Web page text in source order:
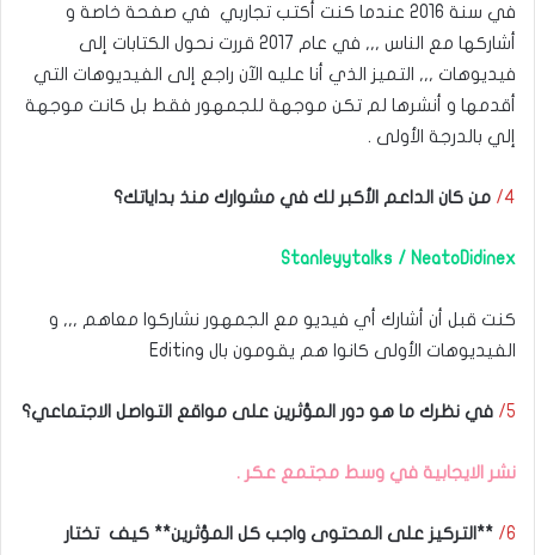
في سنة 2016 عندما كنت أكتب تجاربي في صفحة خاصة و
أشاركها مع الناس ,,, في عام 2017 قررت نحول الكتابات إلى
فيديوهات ,,, التميز الذي أنا عليه الآن راجع إلى الفيديوهات التي
أقدمها و أنشرها لم تكن موجهة للجمهور فقط بل كانت موجهة
إلي بالدرجة الأولى .
4/ من كان الداعم الأكبر لك في مشوارك منذ بداياتك؟
Stanleyytalks / NeatoDidinex
كنت قبل أن أشارك أي فيديو مع الجمهور نشاركوا معاهم ,,, و
الفيديوهات الأولى كانوا هم يقومون بال Editing
5/ في نظرك ما هو دور المؤثرين على مواقع التواصل الاجتماعي؟
نشر الايجابية في وسط مجتمع عكر .
6/
**التركيز على المحتوى واجب كل المؤثرين** كيف تختار